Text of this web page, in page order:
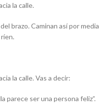
la calle.
brazo. Caminan así por media
la calle. Vas a decir:
parece ser una persona feliz”.